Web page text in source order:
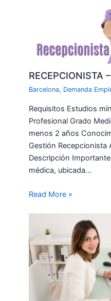
RECEPCIONISTA
Barcelona, Demanda
Requisitos Estudios
Profesional Grado
menos 2 años
Gestión Recepcionista
Descripción
médica, ubicada…
Read More »